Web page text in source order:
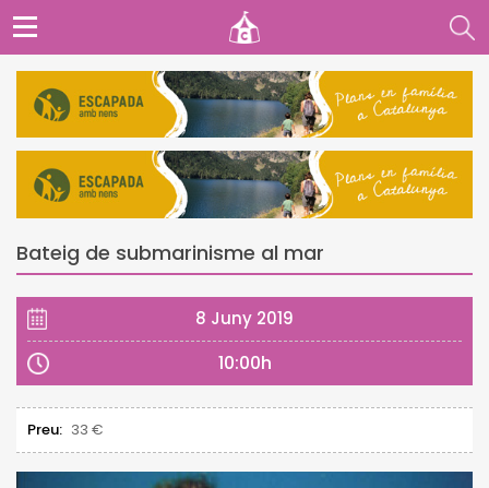
Bateig de submarinisme al mar
8 Juny 2019
10:00h
Preu: 33 €